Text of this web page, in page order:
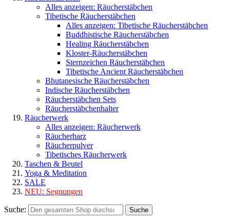
Alles anzeigen: Räucherstäbchen
Tibetische Räucherstäbchen
Alles anzeigen: Tibetische Räucherstäbchen
Buddhistische Räucherstäbchen
Healing Räucherstäbchen
Kloster-Räucherstäbchen
Sternzeichen Räucherstäbchen
Tibetische Ancient Räucherstäbchen
Bhutanesische Räucherstäbchen
Indische Räucherstäbchen
Räucherstäbchen Sets
Räucherstäbchenhalter
Räucherwerk
Alles anzeigen: Räucherwerk
Räucherharz
Räucherpulver
Tibetisches Räucherwerk
Taschen & Beutel
Yoga & Meditation
SALE
NEU: Segnungen
Suche: Suche